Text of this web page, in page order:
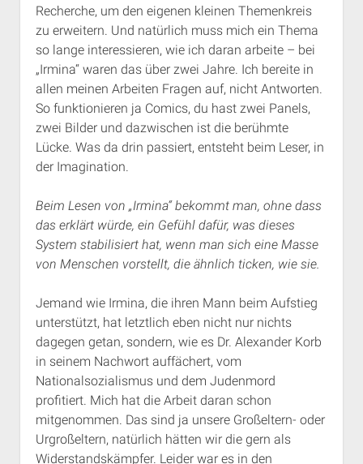
Recherche, um den eigenen kleinen Themenkreis
zu erweitern. Und natürlich muss mich ein Thema
so lange interessieren, wie ich daran arbeite – bei
„Irmina“ waren das über zwei Jahre. Ich bereite in
allen meinen Arbeiten Fragen auf, nicht Antworten.
So funktionieren ja Comics, du hast zwei Panels,
zwei Bilder und dazwischen ist die berühmte
Lücke. Was da drin passiert, entsteht beim Leser, in
der Imagination.
Beim Lesen von „Irmina“ bekommt man, ohne dass
das erklärt würde, ein Gefühl dafür, was dieses
System stabilisiert hat, wenn man sich eine Masse
von Menschen vorstellt, die ähnlich ticken, wie sie.
Jemand wie Irmina, die ihren Mann beim Aufstieg
unterstützt, hat letztlich eben nicht nur nichts
dagegen getan, sondern, wie es Dr. Alexander Korb
in seinem Nachwort auffächert, vom
Nationalsozialismus und dem Judenmord
profitiert. Mich hat die Arbeit daran schon
mitgenommen. Das sind ja unsere Großeltern- oder
Urgroßeltern, natürlich hätten wir die gern als
Widerstandskämpfer. Leider war es in den